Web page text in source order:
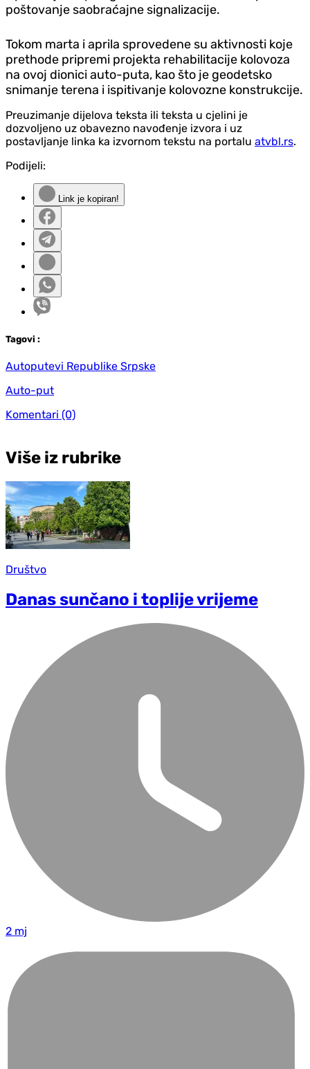
poštovanje saobraćajne signalizacije.
Tokom marta i aprila sprovedene su aktivnosti koje
prethode pripremi projekta rehabilitacije kolovoza
na ovoj dionici auto-puta, kao što je geodetsko
snimanje terena i ispitivanje kolovozne konstrukcije.
Preuzimanje dijelova teksta ili teksta u cjelini je
dozvoljeno uz obavezno navođenje izvora i uz
postavljanje linka ka izvornom tekstu na portalu atvbl.rs.
Podijeli:
Link je kopiran!
Tagovi :
Autoputevi Republike Srpske
Auto-put
Komentari (0)
Više iz rubrike
Društvo
Danas sunčano i toplije vrijeme
2 mj